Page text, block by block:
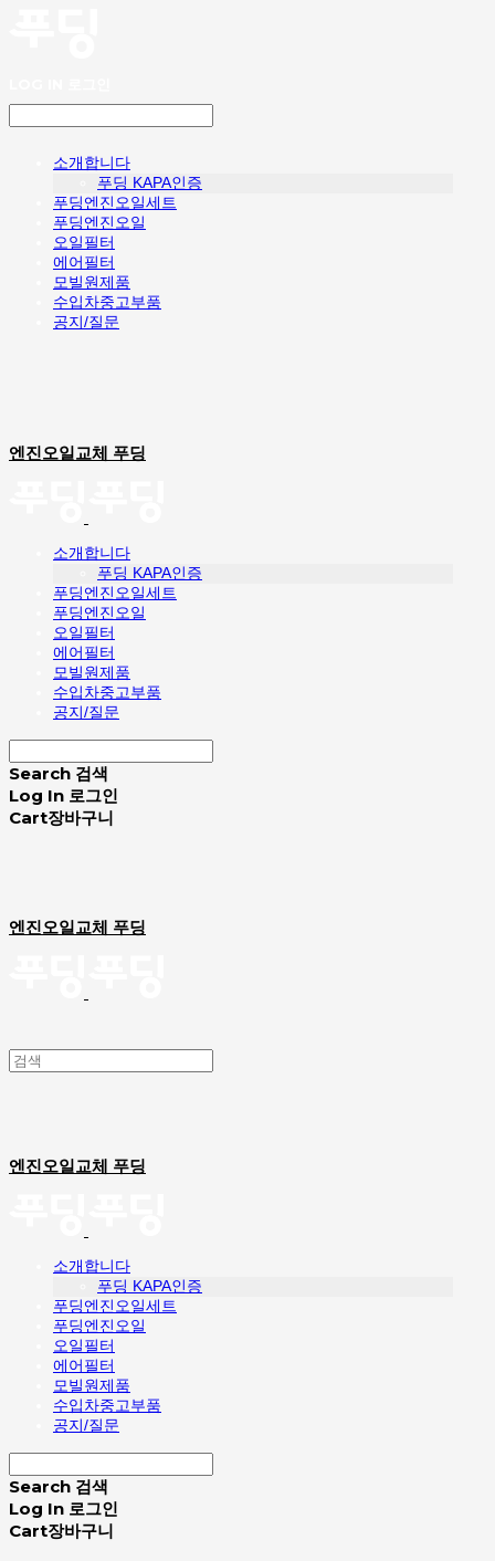
소개합니다
푸딩 KAPA인증
푸딩엔진오일세트
푸딩엔진오일
오일필터
에어필터
모빌원제품
수입차중고부품
공지/질문
엔진오일교체 푸딩
소개합니다
푸딩 KAPA인증
푸딩엔진오일세트
푸딩엔진오일
오일필터
에어필터
모빌원제품
수입차중고부품
공지/질문
Search 검색
Log In 로그인
Cart장바구니
엔진오일교체 푸딩
엔진오일교체 푸딩
소개합니다
푸딩 KAPA인증
푸딩엔진오일세트
푸딩엔진오일
오일필터
에어필터
모빌원제품
수입차중고부품
공지/질문
Search 검색
Log In 로그인
Cart장바구니